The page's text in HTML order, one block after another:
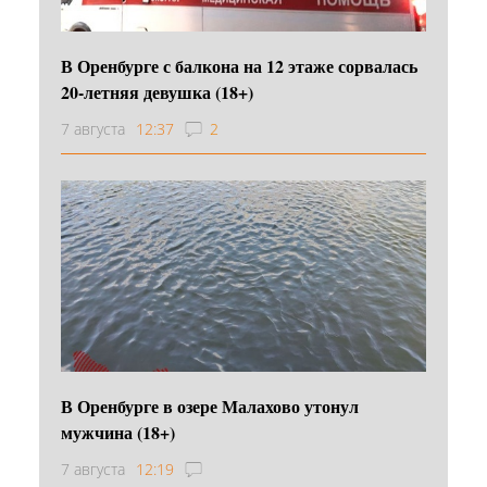
В Оренбурге с балкона на 12 этаже сорвалась
20-летняя девушка (18+)
7 августа 12:37 2
В Оренбурге в озере Малахово утонул
мужчина (18+)
7 августа 12:19